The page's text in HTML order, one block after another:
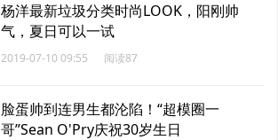
杨洋最新垃圾分类时尚LOOK，阳刚帅
气，夏日可以一试
2019-07-10 09:55 阅读87
脸蛋帅到连男生都沦陷！“超模圈一
哥”Sean O'Pry庆祝30岁生日